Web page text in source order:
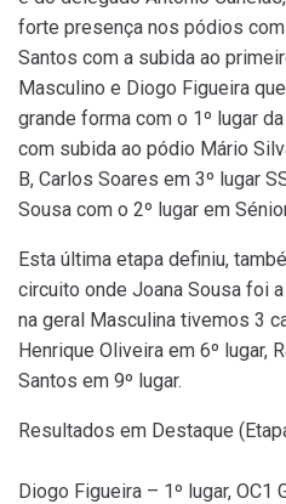
forte presença nos pódios
Santos com a subida ao
Masculino e Diogo Figueira
grande forma com o 1º lugar
com subida ao pódio Mário
B, Carlos Soares em 3º lugar
Sousa com o 2º lugar em
Esta última etapa definiu,
circuito onde Joana Sousa foi
na geral Masculina tivemos 3
Henrique Oliveira em 6º lugar,
Santos em 9º lugar.
Resultados em Destaque
Diogo Figueira – 1º lugar, OC1